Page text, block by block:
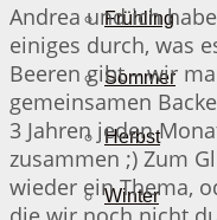
Frühling
Sommer
Herbst
Winter
Andrea und ich
einiges durch, was
Beeren gibt – wir
gemeinsamen
3 Jahren jeden
zusammen ;) Zum
wieder ein Thema,